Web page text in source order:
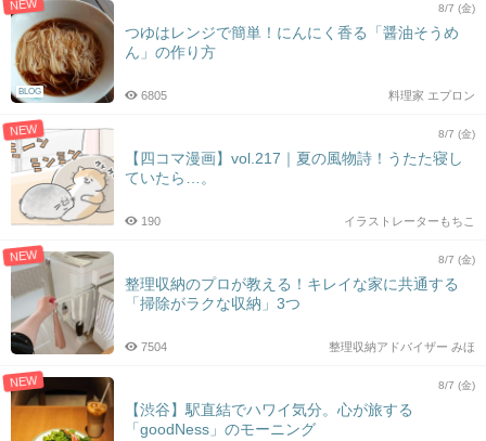
NEW
BLOG
8/7 (金)
つゆはレンジで簡単！にんにく香る「醤油そうめ
ん」の作り方
料理家 エプロン
6805
NEW 8/7 (金)
【四コマ漫画】vol.217｜夏の風物詩！うたた寝し
ていたら…。
イラストレーターもちこ
190
NEW 8/7 (金)
整理収納のプロが教える！キレイな家に共通する
「掃除がラクな収納」3つ
整理収納アドバイザー みほ
7504
NEW 8/7 (金)
【渋谷】駅直結でハワイ気分。心が旅する
「goodNess」のモーニング